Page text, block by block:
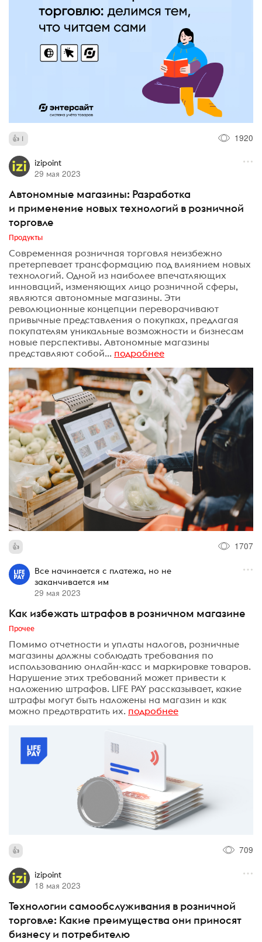
1 1920
izipoint
29 мая 2023
Автономные магазины: Разработка
и применение новых технологий в розничной
торговле
Продукты
Современная розничная торговля неизбежно
претерпевает трансформацию под влиянием новых
технологий. Одной из наиболее впечатляющих
инноваций, изменяющих лицо розничной сферы,
являются автономные магазины. Эти
революционные концепции переворачивают
привычные представления о покупках, предлагая
покупателям уникальные возможности и бизнесам
новые перспективы. Автономные магазины
представляют собой... подробнее
1707
Все начинается с платежа, но не
заканчивается им
29 мая 2023
Как избежать штрафов в розничном магазине
Прочее
Помимо отчетности и уплаты налогов, розничные
магазины должны соблюдать требования по
использованию онлайн-касс и маркировке товаров.
Нарушение этих требований может привести к
наложению штрафов. LIFE PAY рассказывает, какие
штрафы могут быть наложены на магазин и как
можно предотвратить их. подробнее
709
izipoint
18 мая 2023
Технологии самообслуживания в розничной
торговле: Какие преимущества они приносят
бизнесу и потребителю